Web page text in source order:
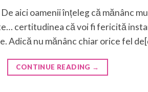
aici oamenii înțeleg că mănânc
certitudinea că voi fi fericită
Adică nu mănânc chiar orice fel
CONTINUE READING →